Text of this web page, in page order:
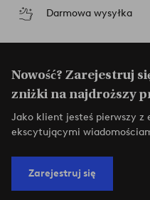
Darmowa wysyłka
Nowość? Zarejestruj
zniżki na najdroższy
Jako klient jesteś pierwszy
ekscytującymi
Zarejestruj się